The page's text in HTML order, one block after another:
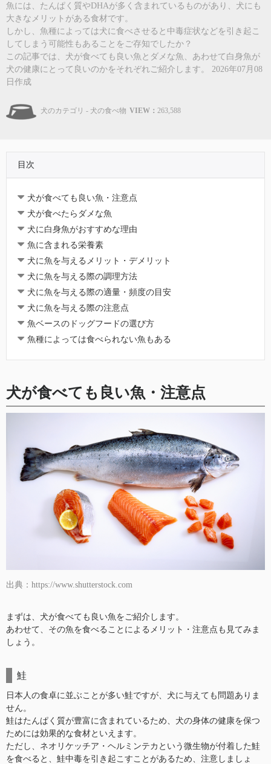
魚には、たんぱく質やDHAが多く含まれているものがあり、犬にも
大きなメリットがある食材です。
しかし、魚種によっては犬に食べさせると中毒症状などを引き起こ
してしまう可能性もあることをご存知でしたか？
この記事では、犬が食べても良い魚とダメな魚、あわせて白身魚が
犬の健康にとって良いのかをそれぞれご紹介します。 2026年07月08
日作成
犬のカテゴリ - 犬の食べ物 VIEW： 263,588
目次
犬が食べても良い魚・注意点
犬が食べたらダメな魚
犬に白身魚がおすすめな理由
魚に含まれる栄養素
犬に魚を与えるメリット・デメリット
犬に魚を与える際の調理方法
犬に魚を与える際の適量・頻度の目安
犬に魚を与える際の注意点
魚ベースのドッグフードの選び方
魚種によっては食べられない魚もある
犬が食べても良い魚・注意点
出典：https://www.shutterstock.com
まずは、犬が食べても良い魚をご紹介します。
あわせて、その魚を食べることによるメリット・注意点も見てみま
しょう。
鮭
日本人の食卓に並ぶことが多い鮭ですが、犬に与えても問題ありま
せん。
鮭はたんぱく質が豊富に含まれているため、犬の身体の健康を保つ
ためには効果的な食材といえます。
ただし、ネオリケッチア・ヘルミンテカという微生物が付着した鮭
を食べると、鮭中毒を引き起こすことがあるため、注意しましょ